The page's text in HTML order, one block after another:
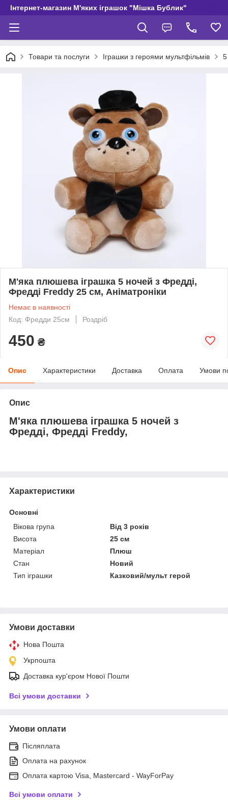
Інтернет-магазин М'яких іграшок "Мішка Бублик"
Товари та послуги Іграшки з героями мультфільмів
М'яка плюшева іграшка 5 ночей з Фредді,
Фредді Freddy 25 см, Аніматроніки
Немає в наявності
Код: Фредди 25см
Роздріб
450 ₴
Опис Характеристики Доставка Оплата Умови
Опис
М'яка плюшева іграшка 5 ночей з
Фредді, Фредді Freddy,
Характеристики
Основні
Вікова група
Від 3 років
Висота
25 см
Матеріал
Плюш
Стан
Новий
Тип іграшки
Казковий/мульт герой
Умови доставки
Нова Пошта
Укрпошта
Доставка кур'єром Нової Пошти
Всі умови доставки
Умови оплати
Післяплата
Оплата на рахунок
Оплата картою Visa, Mastercard - WayForPay
Всі умови оплати